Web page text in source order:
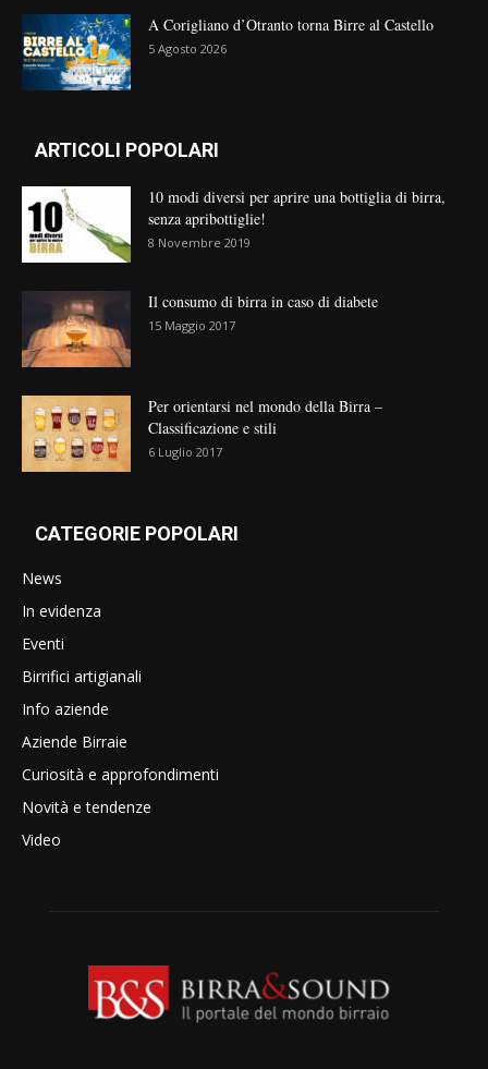
A Corigliano d’Otranto torna Birre al Castello
5 Agosto 2026
ARTICOLI POPOLARI
10 modi diversi per aprire una bottiglia di birra,
senza apribottiglie!
8 Novembre 2019
Il consumo di birra in caso di diabete
15 Maggio 2017
Per orientarsi nel mondo della Birra –
Classificazione e stili
6 Luglio 2017
CATEGORIE POPOLARI
News
In evidenza
Eventi
Birrifici artigianali
Info aziende
Aziende Birraie
Curiosità e approfondimenti
Novità e tendenze
Video